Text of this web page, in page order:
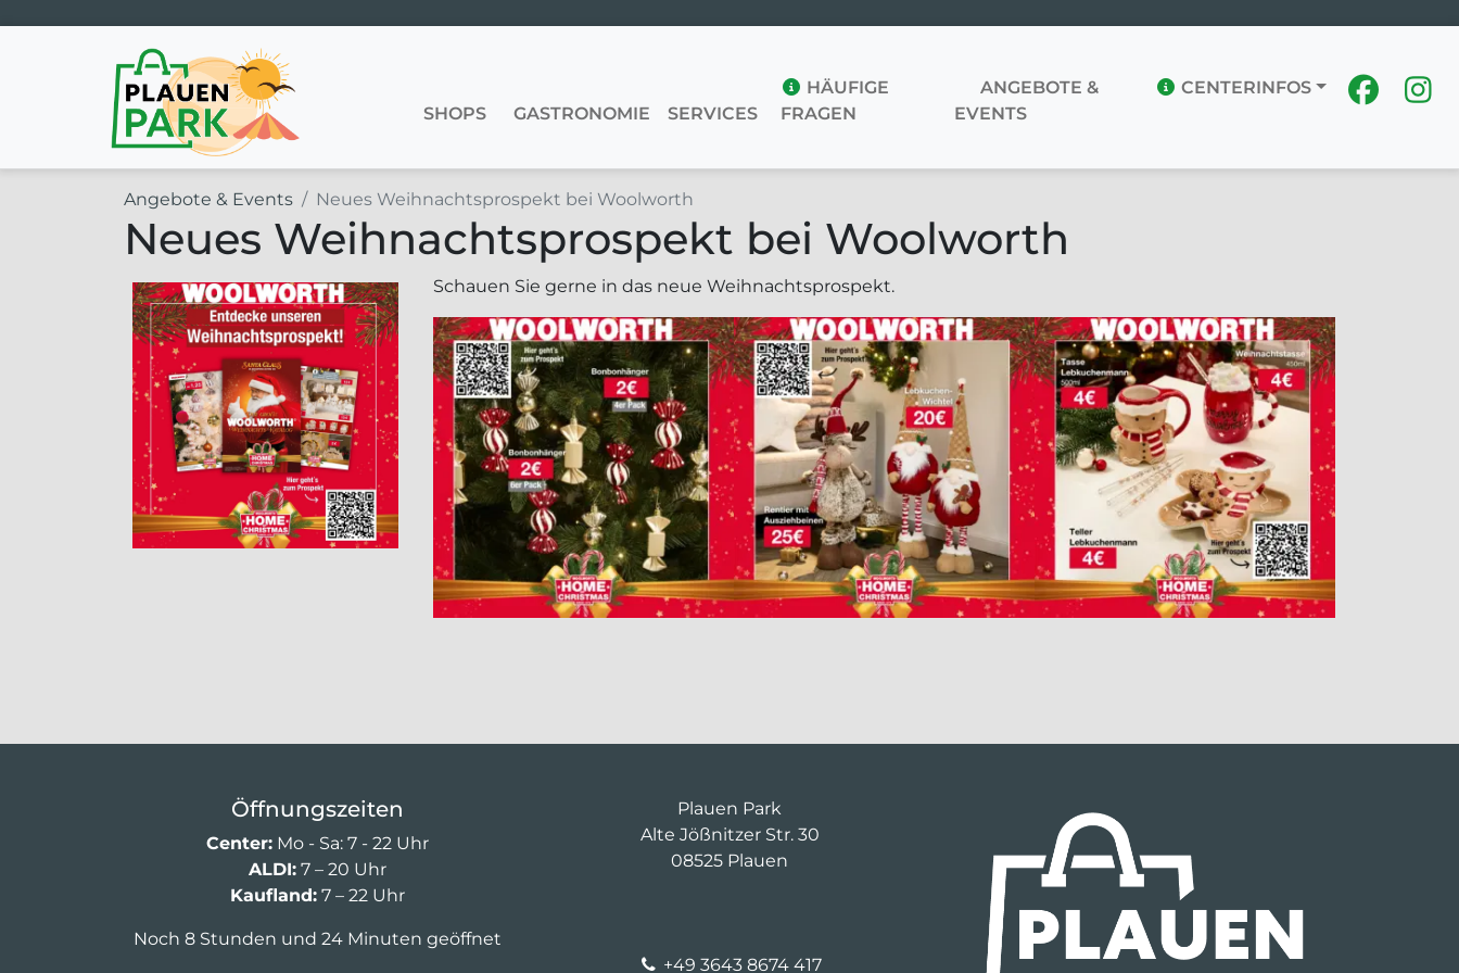
Hauptnavigation SHOPS GASTRONOMIE SERVICES
HÄUFIGE
FRAGEN
ANGEBOTE &
EVENTS
CENTERINFOS
Angebote & Events Neues Weihnachtsprospekt bei Woolworth
Neues Weihnachtsprospekt bei Woolworth
Schauen Sie gerne in das neue Weihnachtsprospekt.
Öffnungszeiten
Center:Mo - Sa: 7 - 22 Uhr
ALDI:7 – 20 Uhr
Kaufland:7 – 22 Uhr
Noch 8 Stunden und 24 Minuten geöffnet
Plauen Park
Alte Jößnitzer Str. 30
08525 Plauen
+49 3643 8674 417